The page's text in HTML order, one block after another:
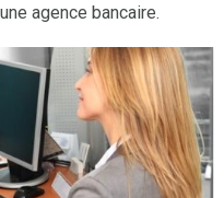
agence bancaire.